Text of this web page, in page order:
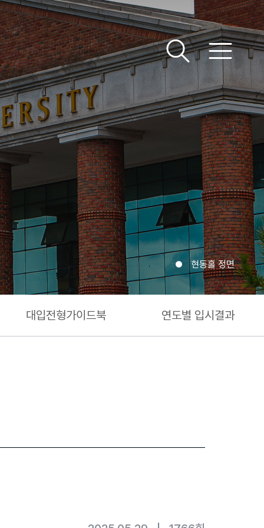
현동홀 정면
대입전형가이드북 연도별 입시결과